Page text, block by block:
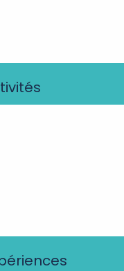
idées séjours